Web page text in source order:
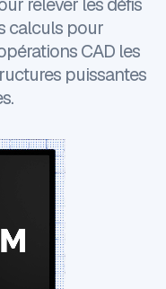
calculs pour
CAD les
puissantes